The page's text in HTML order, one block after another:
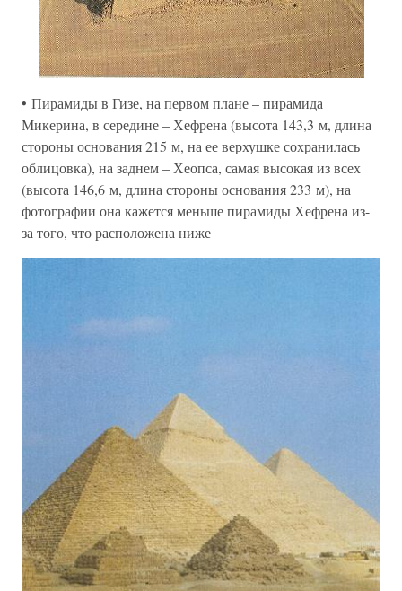
• Пирамиды в Гизе, на первом плане – пирамида
Микерина, в середине – Хефрена (высота 143,3 м, длина
стороны основания 215 м, на ее верхушке сохранилась
облицовка), на заднем – Хеопса, самая высокая из всех
(высота 146,6 м, длина стороны основания 233 м), на
фотографии она кажется меньше пирамиды Хефрена из-
за того, что расположена ниже